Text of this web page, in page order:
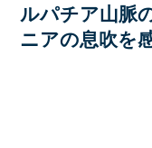
ルパチア山脈
ニアの息吹を